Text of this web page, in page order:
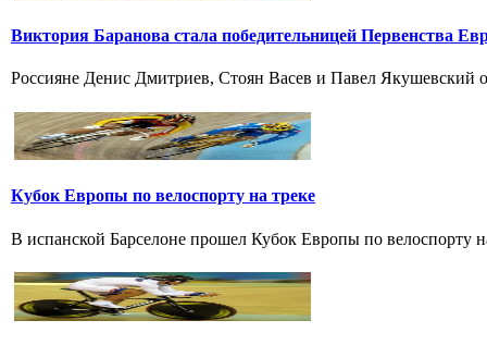
Виктория Баранова стала победительницей Первенства
Россияне Денис Дмитриев, Стоян Васев и Павел Якушевский
Кубок Европы по велоспорту на треке
В испанской Барселоне прошел Кубок Европы по велоспорту